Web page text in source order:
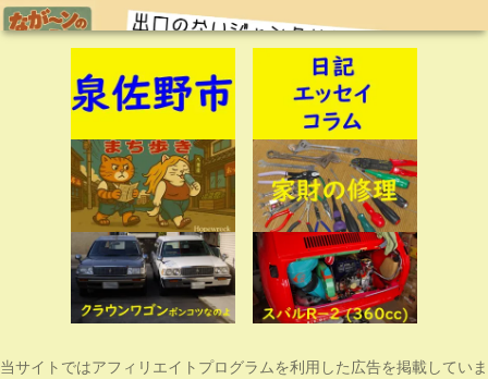
当サイトではアフィリエイトプログラムを利用した広告を掲載していま